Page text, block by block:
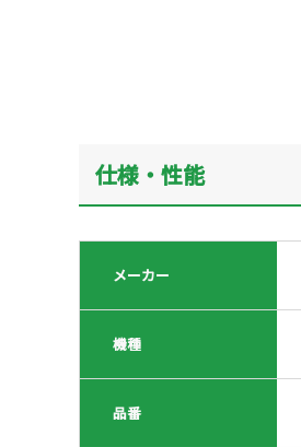
仕様・性能
メーカー
機種
品番